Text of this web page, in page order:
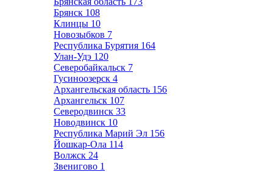
Брянск 108
Клинцы 10
Новозыбков 7
Республика Бурятия 164
Улан-Удэ 120
Северобайкальск 7
Гусиноозерск 4
Архангельская область 156
Архангельск 107
Северодвинск 33
Новодвинск 10
Республика Марий Эл 156
Йошкар-Ола 114
Волжск 24
Звенигово 1